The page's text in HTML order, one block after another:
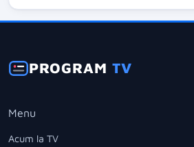
PROGRAMTV
Menu
Acum la TV